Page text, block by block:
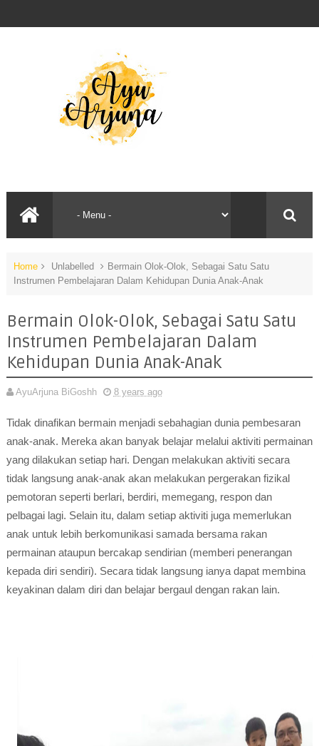
Home Unlabelled
Bermain Olok-Olok, Sebagai Satu Satu
Instrumen Pembelajaran Dalam Kehidupan Dunia Anak-Anak
Bermain Olok-Olok, Sebagai Satu Satu
Instrumen Pembelajaran Dalam
Kehidupan Dunia Anak-Anak
AyuArjuna BiGoshh 8 years ago
Tidak dinafikan bermain menjadi sebahagian dunia pembesaran
anak-anak. Mereka akan banyak belajar melalui aktiviti permainan
yang dilakukan setiap hari. Dengan melakukan aktiviti secara
tidak langsung anak-anak akan melakukan pergerakan fizikal
pemotoran seperti berlari, berdiri, memegang, respon dan
pelbagai lagi. Selain itu, dalam setiap aktiviti juga memerlukan
anak untuk lebih berkomunikasi samada bersama rakan
permainan ataupun bercakap sendirian (memberi penerangan
kepada diri sendiri). Secara tidak langsung ianya dapat membina
keyakinan dalam diri dan belajar bergaul dengan rakan lain.